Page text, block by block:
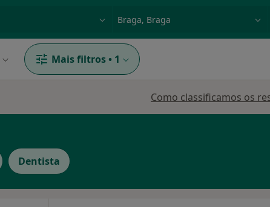
Mais filtros • 1
Como classificamos os
Dentista